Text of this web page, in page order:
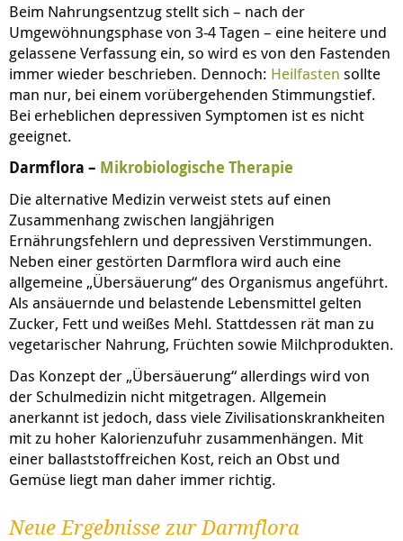
Beim Nahrungsentzug stellt sich – nach der
Umgewöhnungsphase von 3-4 Tagen – eine heitere und
gelassene Verfassung ein, so wird es von den Fastenden
immer wieder beschrieben. Dennoch: Heilfasten sollte
man nur, bei einem vorübergehenden Stimmungstief.
Bei erheblichen depressiven Symptomen ist es nicht
geeignet.
Darmflora – Mikrobiologische Therapie
Die alternative Medizin verweist stets auf einen
Zusammenhang zwischen langjährigen
Ernährungsfehlern und depressiven Verstimmungen.
Neben einer gestörten Darmflora wird auch eine
allgemeine „Übersäuerung“ des Organismus angeführt.
Als ansäuernde und belastende Lebensmittel gelten
Zucker, Fett und weißes Mehl. Stattdessen rät man zu
vegetarischer Nahrung, Früchten sowie Milchprodukten.
Das Konzept der „Übersäuerung“ allerdings wird von
der Schulmedizin nicht mitgetragen. Allgemein
anerkannt ist jedoch, dass viele Zivilisationskrankheiten
mit zu hoher Kalorienzufuhr zusammenhängen. Mit
einer ballaststoffreichen Kost, reich an Obst und
Gemüse liegt man daher immer richtig.
Neue Ergebnisse zur Darmflora